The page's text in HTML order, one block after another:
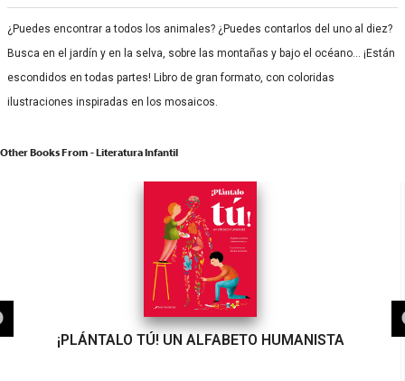
¿Puedes encontrar a todos los animales? ¿Puedes contarlos del uno al diez?
Busca en el jardín y en la selva, sobre las montañas y bajo el océano… ¡Están
escondidos en todas partes! Libro de gran formato, con coloridas
ilustraciones inspiradas en los mosaicos.
Other Books From - Literatura Infantil
¡PLÁNTALO TÚ! UN ALFABETO HUMANISTA